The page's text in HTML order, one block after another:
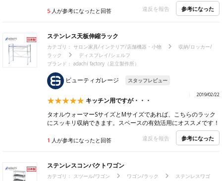
5 人が参考になったと回答 違反を報告 参考になった
ステンレス天板伸縮ラック
カテゴリ： サロン家具/インテリア/店舗機器・小物
収納/ロッカー/
ラック
ディスプレイ/シェルフ
ブランド： adachi factory（足立製作所）
ビューティガレージ スタッフレビュー
2019/02/22
キッチン用ですが・・・
タオルウォーマーSサイズとMサイズであれば、こちらのラック
にスッキリ収納できます。スペースの有効活用にオススメです！
1 人が参考になったと回答 違反を報告 参考になった
ステンレスコンパクトワゴン
カテゴリ： スツール/ワゴン ワゴン/ラック
ステンレスワゴ